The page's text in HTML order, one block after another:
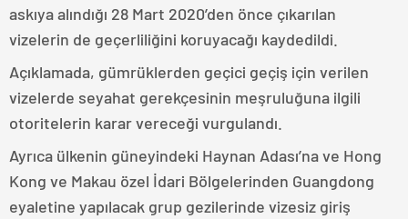
askıya alındığı 28 Mart 2020’den önce çıkarılan
vizelerin de geçerliliğini koruyacağı kaydedildi.
Açıklamada, gümrüklerden geçici geçiş için verilen
vizelerde seyahat gerekçesinin meşruluğuna ilgili
otoritelerin karar vereceği vurgulandı.
Ayrıca ülkenin güneyindeki Haynan Adası’na ve Hong
Kong ve Makau özel İdari Bölgelerinden Guangdong
eyaletine yapılacak grup gezilerinde vizesiz giriş